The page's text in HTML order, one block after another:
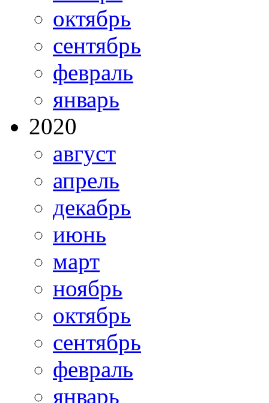
октябрь
сентябрь
февраль
январь
2020
август
апрель
декабрь
июнь
март
ноябрь
октябрь
сентябрь
февраль
январь